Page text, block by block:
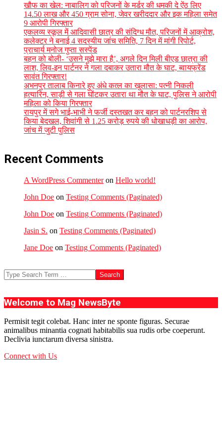
खौफ का खेल: नाबालिग को परिजनों के मर्डर की धमकी दे ऐंठ लिए
14.50 लाख और 450 ग्राम सोना, जेवर खरीददार और इक महिला समेत
9 आरोपी गिरफ्तार
एकलव्य स्कूल में आदिवासी छात्र की संदिग्ध मौत, परिजनों में आक्रोश,
कलेक्टर ने बनाई 4 सदस्यीय जांच समिति, 7 दिन में मांगी रिपोर्ट,
प्राचार्य मनोज गुप्ता सस्पेंड
बहन को बोली- ‘उसने मुझे मारा है’, अगले दिन मिली बीएड छात्रा की
लाश, लिव-इन पार्टनर ने गला दबाकर उतारा मौत के घाट, ब्वायफ्रेंड
सावंत गिरफ्तार!
अभनपुर तालाब किनारे हुए अंधे कत्ल का खुलासा: पत्नी निकली
हत्यारिन, साड़ी से गला घोंटकर उतारा था मौत के घाट, पुलिस ने आरोपी
महिला को किया गिरफ्तार
रायपुर में सगे भाई-भाभी ने फर्जी दस्तखत कर बहन को पार्टनरशिप से
किया बेदखल, शिवांगी से 1.25 करोड़ रुपये की धोखाधड़ी का आरोप,
जांच में जुटी पुलिस
Recent Comments
A WordPress Commenteron Hello world!
John Doe on Testing Comments (Paginated)
John Doe on Testing Comments (Paginated)
Jasin S. on Testing Comments (Paginated)
Jane Doe on Testing Comments (Paginated)
Search
Welcome to Mag NewsByte
Permisit tegit colebat. Hanc inter ne sponte figuras. Securae
animalibus minantia cognati habitabilis sua rudis orbe coeperunt.
Declivia iunctarum diversa sinistra.
Connect with Us